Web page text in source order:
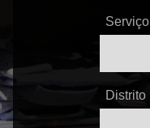
Serviço
Distrito